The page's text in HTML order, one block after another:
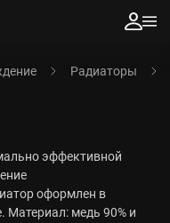
Радиаторы
эффективной
оформлен в
медь 90% и